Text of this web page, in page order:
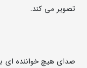
تصویر می کند.
صدای هیچ خواننده ای